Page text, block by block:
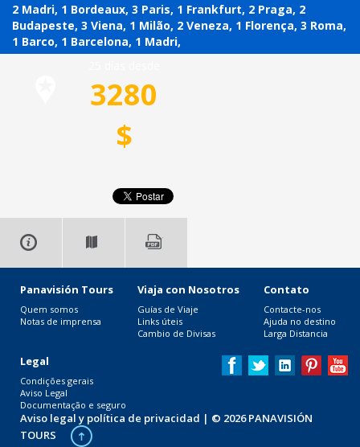
2 Madri, 1 Bordeaux, 3 Paris, 1 Frankfurt, 2 Praga, 2
Budapeste, 3 Viena, 1 Milão, 2 Veneza, 1 Florença, 3 Roma,
1 Barco, 1 Barcelona, 1 Madri,
3280
$
Panavisión Tours
Quem somos
Notas de imprensa
Viaja con Nosotros
Guías de Viaje
Links úteis
Cambio de Divisas
Contato
Contacte-nos
Ajuda no destino
Larga Distancia
Legal
Condições gerais
Aviso Legal
Documentação e seguro
Aviso legal y política de privacidad | © 2026 PANAVISIÓN
TOURS